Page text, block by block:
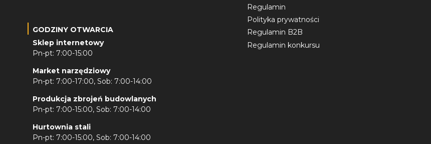
GODZINY OTWARCIA
Sklep internetowy
Pn-pt: 7:00-15:00
Market narzędziowy
Pn-pt: 7:00-17:00, Sob: 7:00-14:00
Produkcja zbrojeń budowlanych
Pn-pt: 7:00-15:00, Sob: 7:00-14:00
Hurtownia stali
Pn-pt: 7:00-15:00, Sob: 7:00-14:00
Regulamin
Polityka prywatności
Regulamin B2B
Regulamin konkursu